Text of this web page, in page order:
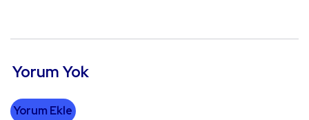
Yorum Yok
Yorum Ekle